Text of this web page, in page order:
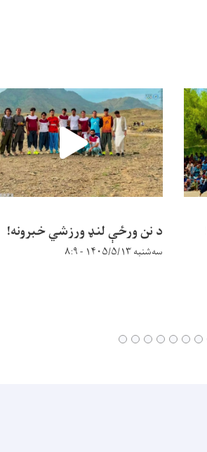
د نن ورځې لنډ ورزشي خبرونه!
سه‌شنبه ۱۴۰۵/۵/۱۳ - ۸:۹